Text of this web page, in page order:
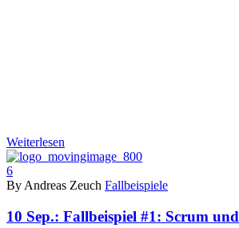
Weiterlesen
6
By Andreas Zeuch Fallbeispiele
10 Sep.: Fallbeispiel #1: Scrum und